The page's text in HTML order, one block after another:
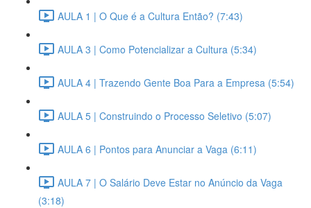
AULA 1 | O Que é a Cultura Então? (7:43)
AULA 3 | Como Potencializar a Cultura (5:34)
AULA 4 | Trazendo Gente Boa Para a Empresa (5:54)
AULA 5 | Construindo o Processo Seletivo (5:07)
AULA 6 | Pontos para Anunciar a Vaga (6:11)
AULA 7 | O Salário Deve Estar no Anúncio da Vaga
(3:18)